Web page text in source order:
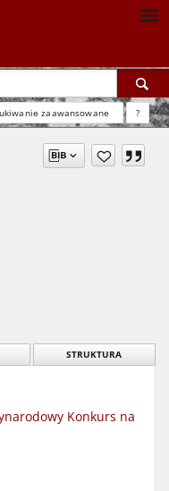
zaawansowane ?
STRUKTURA
Konkurs na